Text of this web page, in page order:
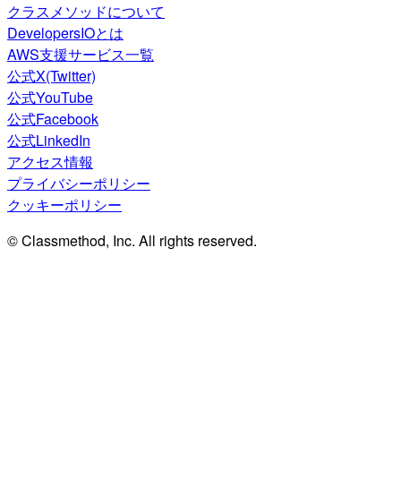
クラスメソッドについて
DevelopersIOとは
AWS支援サービス一覧
公式X(Twitter)
公式YouTube
公式Facebook
公式LinkedIn
アクセス情報
プライバシーポリシー
クッキーポリシー
© Classmethod, Inc. All rights reserved.